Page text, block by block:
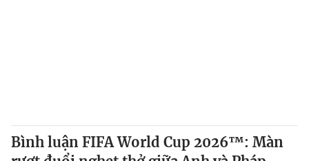
Góc doanh nghiệp
Truyền hình
Bình luận FIFA World Cup 2026™: Màn